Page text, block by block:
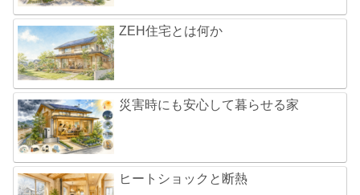
ZEH住宅とは何か
災害時にも安心して暮らせる家
ヒートショックと断熱